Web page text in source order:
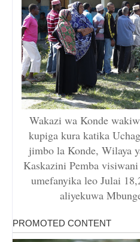
Wakazi wa Konde
kupiga kura katika
jimbo la Konde, Wilaya
Kaskazini Pemba
umefanyika leo Julai
aliyekuwa